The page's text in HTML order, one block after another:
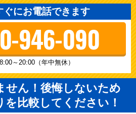
ぐにお電話できます
946-090
～20:00（年中無休）
せん！後悔しないため
を比較してください！